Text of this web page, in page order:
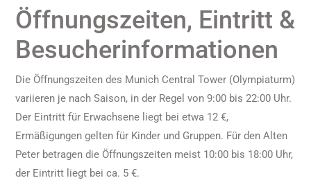
Öffnungszeiten, Eintritt &
Besucherinformationen
Die Öffnungszeiten des Munich Central Tower (Olympiaturm)
variieren je nach Saison, in der Regel von 9:00 bis 22:00 Uhr.
Der Eintritt für Erwachsene liegt bei etwa 12 €,
Ermäßigungen gelten für Kinder und Gruppen. Für den Alten
Peter betragen die Öffnungszeiten meist 10:00 bis 18:00 Uhr,
der Eintritt liegt bei ca. 5 €.